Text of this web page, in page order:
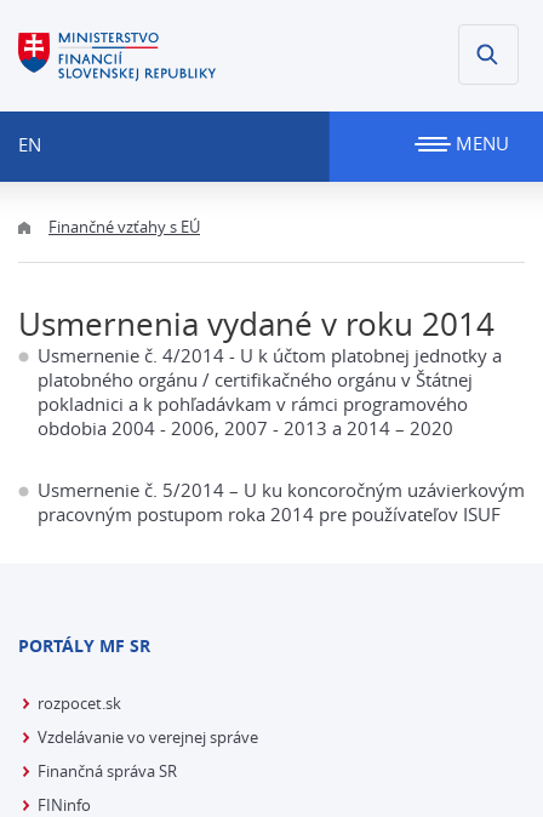
EN MENU
Finančné vzťahy s EÚ
Usmernenia vydané v roku 2014
Usmernenie č. 4/2014 - U k účtom platobnej jednotky a
platobného orgánu / certifikačného orgánu v Štátnej
pokladnici a k pohľadávkam v rámci programového
obdobia 2004 - 2006, 2007 - 2013 a 2014 – 2020
Usmernenie č. 5/2014 – U ku koncoročným uzávierkovým
pracovným postupom roka 2014 pre používateľov ISUF
PORTÁLY MF SR
rozpocet.sk
Vzdelávanie vo verejnej správe
Finančná správa SR
FINinfo